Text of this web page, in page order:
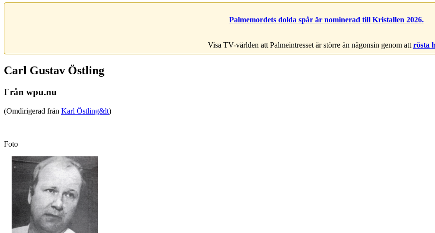
Palmemordets dolda spår är nominerad till Kristallen 2026.
Visa TV-världen att Palmeintresset är större än någonsin genom att rösta
Carl Gustav Östling
Från wpu.nu
(Omdirigerad från Karl Östling&lt)
Foto